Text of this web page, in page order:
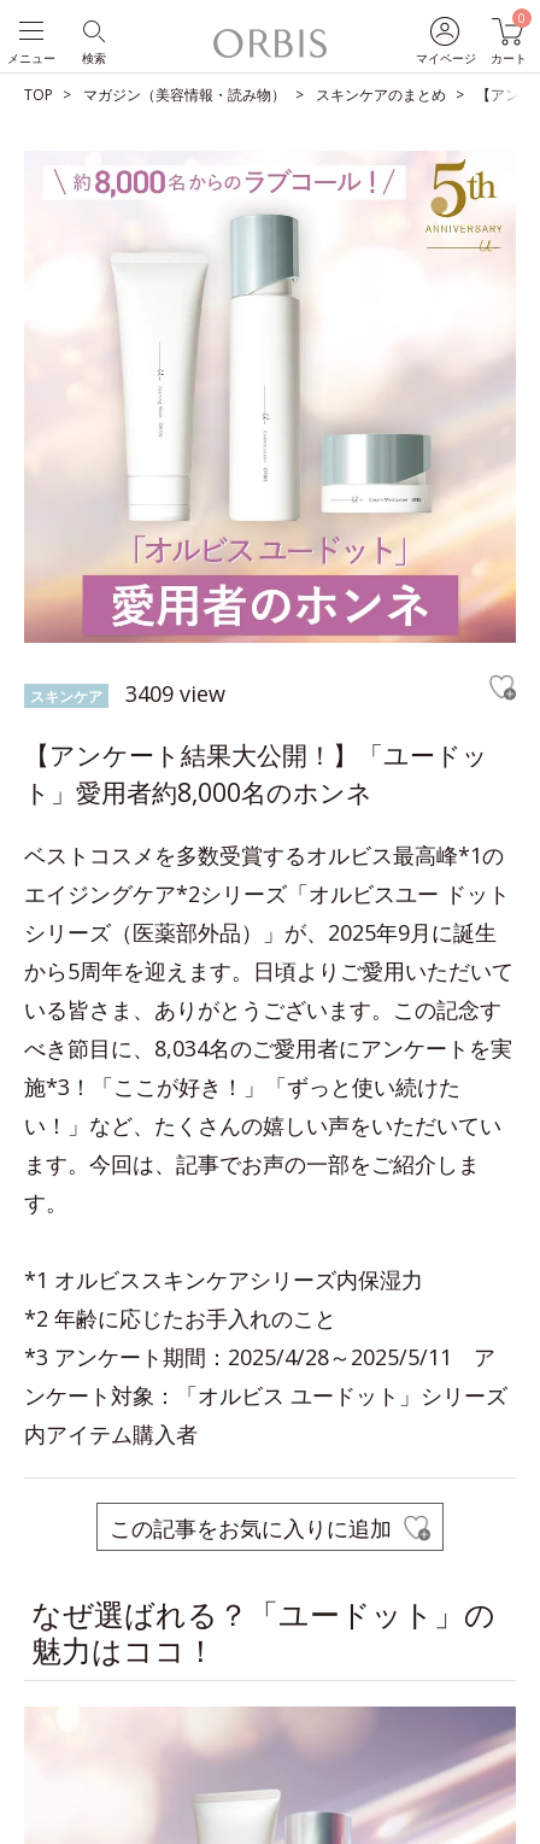
マイページ
0
カート
検索
メニュー
TOP マガジン（美容情報・読み物） スキンケアのまとめ 【アン
スキンケア 3409 view
【アンケート結果大公開！】「ユードッ
ト」愛用者約8,000名のホンネ
ベストコスメを多数受賞するオルビス最高峰*1の
エイジングケア*2シリーズ「オルビスユー ドット
シリーズ（医薬部外品）」が、2025年9月に誕生
から5周年を迎えます。日頃よりご愛用いただいて
いる皆さま、ありがとうございます。この記念す
べき節目に、8,034名のご愛用者にアンケートを実
施*3！「ここが好き！」「ずっと使い続けた
い！」など、たくさんの嬉しい声をいただいてい
ます。今回は、記事でお声の一部をご紹介しま
す。
*1 オルビススキンケアシリーズ内保湿力
*2 年齢に応じたお手入れのこと
*3 アンケート期間：2025/4/28～2025/5/11 ア
ンケート対象：「オルビス ユードット」シリーズ
内アイテム購入者
この記事をお気に入りに追加
なぜ選ばれる？「ユードット」の
魅力はココ！